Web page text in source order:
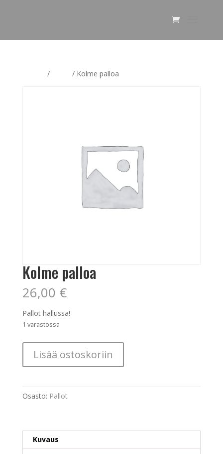
/ / Kolme palloa
Kolme palloa
26,00 €
Pallot hallussa!
1 varastossa
palloaLisää ostoskoriin
Osasto: Pallot
Kuvaus